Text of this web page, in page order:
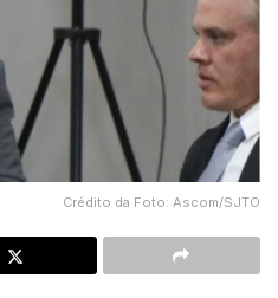
Crédito da Foto: Ascom/SJTO